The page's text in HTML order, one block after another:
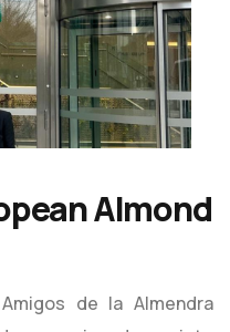
Almond
de la Almendra